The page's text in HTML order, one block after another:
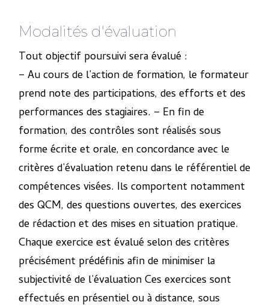
Modalités d'évaluation
Tout objectif poursuivi sera évalué :
– Au cours de l’action de formation, le formateur
prend note des participations, des efforts et des
performances des stagiaires. – En fin de
formation, des contrôles sont réalisés sous
forme écrite et orale, en concordance avec le
critères d’évaluation retenu dans le référentiel de
compétences visées. Ils comportent notamment
des QCM, des questions ouvertes, des exercices
de rédaction et des mises en situation pratique.
Chaque exercice est évalué selon des critères
précisément prédéfinis afin de minimiser la
subjectivité de l’évaluation Ces exercices sont
effectués en présentiel ou à distance, sous